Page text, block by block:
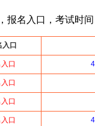
名入口，考试时间
入口
口
口
口
口